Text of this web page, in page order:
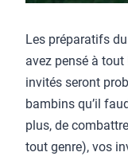
Les préparatifs
avez pensé à
invités seront
bambins qu’il
plus, de
tout genre), vos